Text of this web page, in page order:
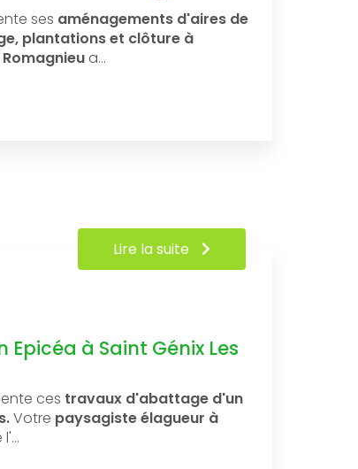
ses aménagements d'aires de
plantations et clôture à
a…
à Saint Génix Les
ces travaux d'abattage d'un
Votre paysagiste élagueur à
l'…
Lire la suite